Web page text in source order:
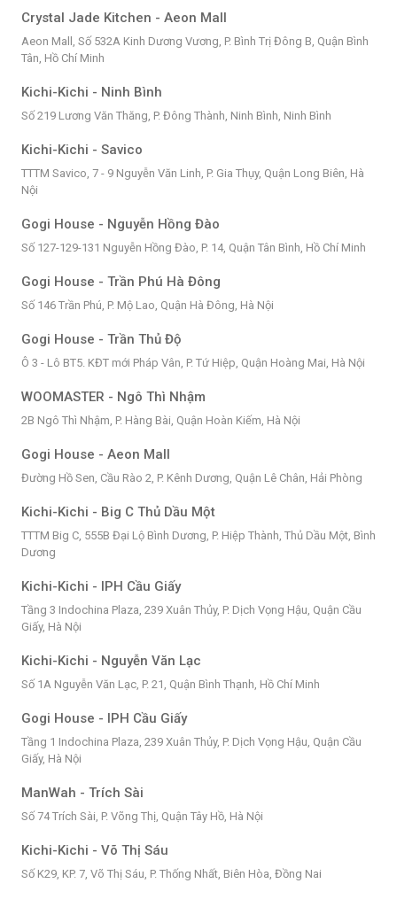
Crystal Jade Kitchen - Aeon Mall
Aeon Mall, Số 532A Kinh Dương Vương, P. Bình Trị Đông B, Quận Bình
Tân, Hồ Chí Minh
Kichi-Kichi - Ninh Bình
Số 219 Lương Văn Thăng, P. Đông Thành, Ninh Bình, Ninh Bình
Kichi-Kichi - Savico
TTTM Savico, 7 - 9 Nguyễn Văn Linh, P. Gia Thụy, Quận Long Biên, Hà
Nội
Gogi House - Nguyễn Hồng Đào
Số 127-129-131 Nguyễn Hồng Đào, P. 14, Quận Tân Bình, Hồ Chí Minh
Gogi House - Trần Phú Hà Đông
Số 146 Trần Phú, P. Mộ Lao, Quận Hà Đông, Hà Nội
Gogi House - Trần Thủ Độ
Ô 3 - Lô BT5. KĐT mới Pháp Vân, P. Tứ Hiệp, Quận Hoàng Mai, Hà Nội
WOOMASTER - Ngô Thì Nhậm
2B Ngô Thì Nhậm, P. Hàng Bài, Quận Hoàn Kiếm, Hà Nội
Gogi House - Aeon Mall
Đường Hồ Sen, Cầu Rào 2, P. Kênh Dương, Quận Lê Chân, Hải Phòng
Kichi-Kichi - Big C Thủ Dầu Một
TTTM Big C, 555B Đại Lộ Bình Dương, P. Hiệp Thành, Thủ Dầu Một, Bình
Dương
Kichi-Kichi - IPH Cầu Giấy
Tầng 3 Indochina Plaza, 239 Xuân Thủy, P. Dịch Vọng Hậu, Quận Cầu
Giấy, Hà Nội
Kichi-Kichi - Nguyễn Văn Lạc
Số 1A Nguyễn Văn Lạc, P. 21, Quận Bình Thạnh, Hồ Chí Minh
Gogi House - IPH Cầu Giấy
Tầng 1 Indochina Plaza, 239 Xuân Thủy, P. Dịch Vọng Hậu, Quận Cầu
Giấy, Hà Nội
ManWah - Trích Sài
Số 74 Trích Sài, P. Võng Thị, Quận Tây Hồ, Hà Nội
Kichi-Kichi - Võ Thị Sáu
Số K29, KP. 7, Võ Thị Sáu, P. Thống Nhất, Biên Hòa, Đồng Nai